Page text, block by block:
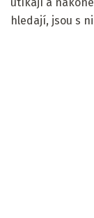
hledají, jsou s